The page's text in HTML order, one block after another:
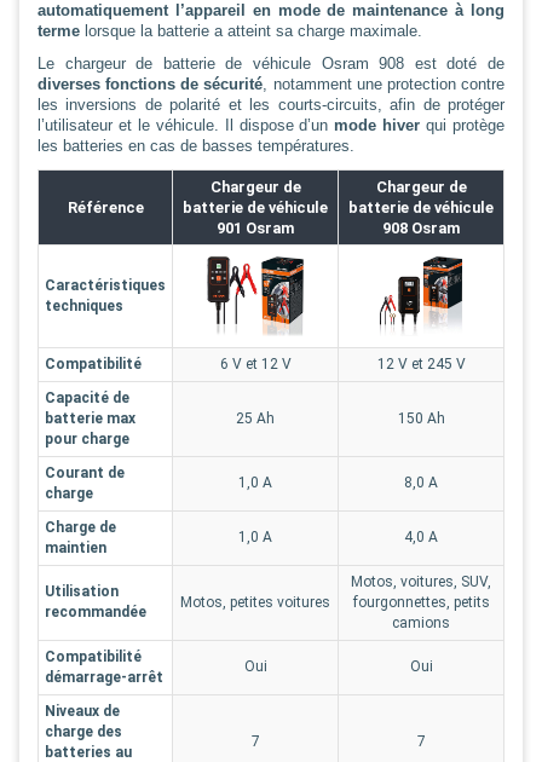
automatiquement l’appareil en mode de maintenance à long
terme lorsque la batterie a atteint sa charge maximale.
Le chargeur de batterie de véhicule Osram 908 est doté de
diverses fonctions de sécurité, notamment une protection contre
les inversions de polarité et les courts-circuits, afin de protéger
l’utilisateur et le véhicule. Il dispose d’un mode hiverqui protège
les batteries en cas de basses températures.
Référence
Chargeur de
batterie de véhicule
901 Osram
Chargeur de
batterie de véhicule
908 Osram
Caractéristiques
techniques
Compatibilité 6 V et 12 V
12 V et 245 V
Capacité de
batterie max
pour charge
25 Ah 150 Ah
Courant de
charge
1,0 A 8,0 A
Charge de
maintien
1,0 A 4,0 A
Utilisation
recommandée
Motos, petites voitures
Motos, voitures, SUV,
fourgonnettes, petits
camions
Compatibilité
démarrage-arrêt
Oui Oui
Niveaux de
charge des
batteries au
7 7